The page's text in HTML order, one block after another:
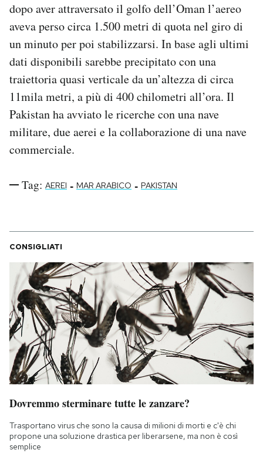
dopo aver attraversato il golfo dell’Oman l’aereo
aveva perso circa 1.500 metri di quota nel giro di
un minuto per poi stabilizzarsi. In base agli ultimi
dati disponibili sarebbe precipitato con una
traiettoria quasi verticale da un’altezza di circa
11mila metri, a più di 400 chilometri all’ora. Il
Pakistan ha avviato le ricerche con una nave
militare, due aerei e la collaborazione di una nave
commerciale.
Tag: AEREI - MAR ARABICO - PAKISTAN
CONSIGLIATI
Dovremmo sterminare tutte le zanzare?
Trasportano virus che sono la causa di milioni di morti e c'è chi
propone una soluzione drastica per liberarsene, ma non è così
semplice